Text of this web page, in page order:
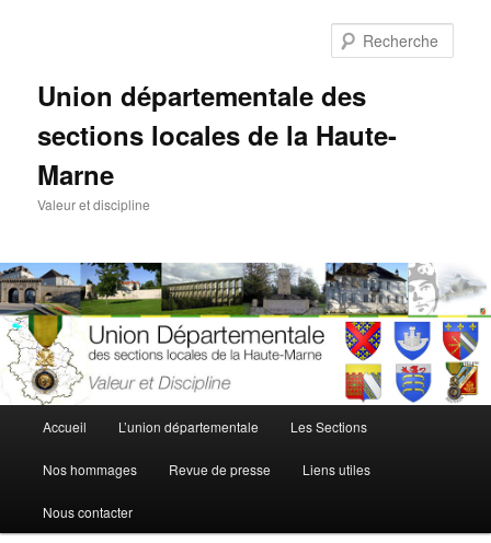
Union départementale des
sections locales de la Haute-
Marne
Valeur et discipline
principal
Accueil L’union départementale Les Sections
Nos hommages Revue de presse Liens utiles
Nous contacter